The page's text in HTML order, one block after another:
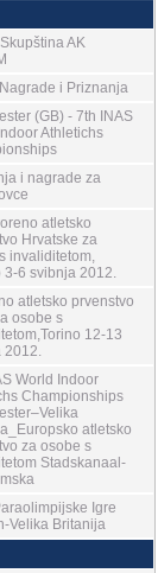
AK
i Priznanja
(GB) - 7th INAS
Athletichs
i nagrade za
atletsko
Hrvatske za
invaliditetom,
3-6 svibnja 2012.
atletsko prvenstvo
osobe s
12-13
2012.
World Indoor
Championships
atletsko
za osobe s
Stadskanaal-
Igre
Velika Britanija